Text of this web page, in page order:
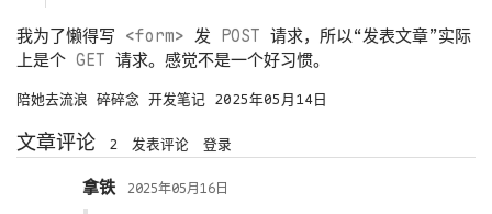
我为了懒得写 <form> 发 POST 请求，所以“发表文章”实际
上是个 GET 请求。感觉不是一个好习惯。
陪她去流浪 碎碎念 开发笔记 2025年05月14日
文章评论 2 发表评论 登录
拿铁 2025年05月16日